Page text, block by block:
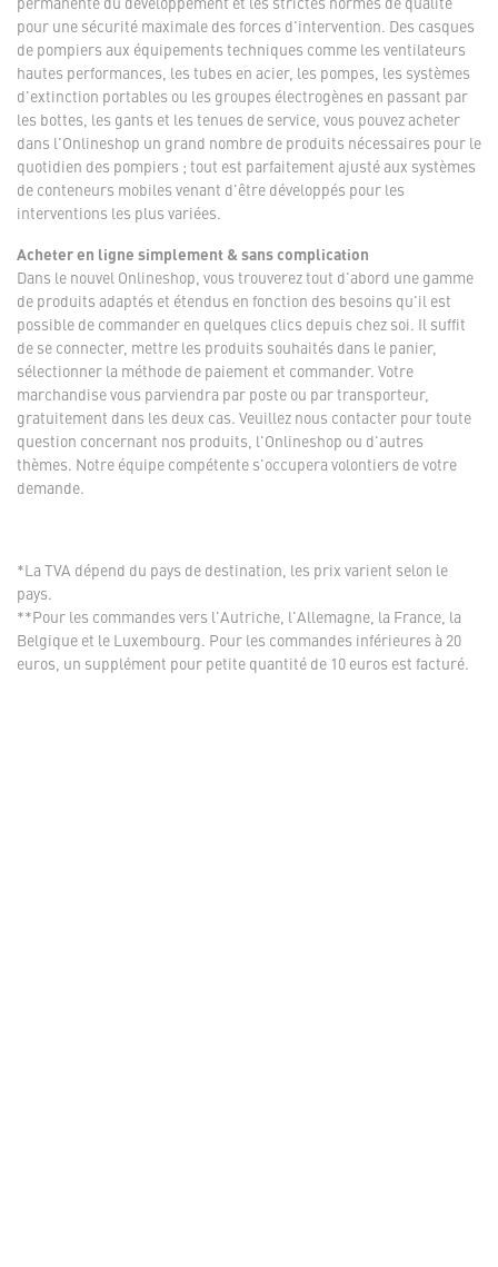
pour une sécurité maximale des forces d'intervention. Des casques
de pompiers aux équipements techniques comme les ventilateurs
hautes performances, les tubes en acier, les pompes, les systèmes
d'extinction portables ou les groupes électrogènes en passant par
les bottes, les gants et les tenues de service, vous pouvez acheter
dans l'Onlineshop un grand nombre de produits nécessaires pour le
quotidien des pompiers ; tout est parfaitement ajusté aux systèmes
de conteneurs mobiles venant d'être développés pour les
interventions les plus variées.
Acheter en ligne simplement & sans complication
Dans le nouvel Onlineshop, vous trouverez tout d'abord une gamme
de produits adaptés et étendus en fonction des besoins qu'il est
possible de commander en quelques clics depuis chez soi. Il suffit
de se connecter, mettre les produits souhaités dans le panier,
sélectionner la méthode de paiement et commander. Votre
marchandise vous parviendra par poste ou par transporteur,
gratuitement dans les deux cas. Veuillez nous contacter pour toute
question concernant nos produits, l'Onlineshop ou d'autres
thèmes. Notre équipe compétente s'occupera volontiers de votre
demande.
*La TVA dépend du pays de destination, les prix varient selon le
pays.
**Pour les commandes vers l'Autriche, l'Allemagne, la France, la
Belgique et le Luxembourg. Pour les commandes inférieures à 20
euros, un supplément pour petite quantité de 10 euros est facturé.